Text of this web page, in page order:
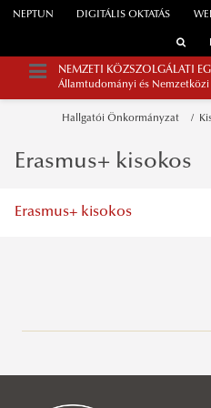
NEPTUN DIGITÁLIS OKTATÁS
NEMZETI KÖZSZOLGÁLATI
Államtudományi és Nemzetközi
Hallgatói Önkormányzat
INFORMÁCIÓK GÓLYÁKNAK
Tanulmányi Osztály
Erasmus+ kisokos
Erasmus+ kisokos